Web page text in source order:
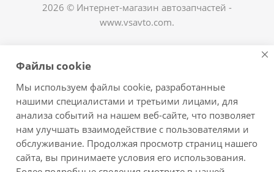
2026 © Интернет-магазин автозапчастей -
www.vsavto.com.
+7 (8482) 622-122 avtovs@yandex.ru
г. Тольятти, ул. Офицерская 14, ГСК "Пламя", 4
этаж, офис 476
Оставайтесь на связи
Файлы cookie
Мы используем файлы cookie, разработанные
нашими специалистами и третьими лицами, для
анализа событий на нашем веб-сайте, что позволяет
нам улучшать взаимодействие с пользователями и
обслуживание. Продолжая просмотр страниц нашего
сайта, вы принимаете условия его использования.